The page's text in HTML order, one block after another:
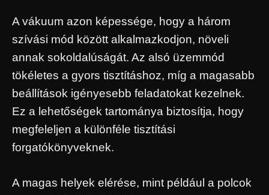
A vákuum azon képessége, hogy a három
szívási mód között alkalmazkodjon, növeli
annak sokoldalúságát. Az alsó üzemmód
tökéletes a gyors tisztításhoz, míg a magasabb
beállítások igényesebb feladatokat kezelnek.
Ez a lehetőségek tartománya biztosítja, hogy
megfeleljen a különféle tisztítási
forgatókönyveknek.
A magas helyek elérése, mint például a polcok